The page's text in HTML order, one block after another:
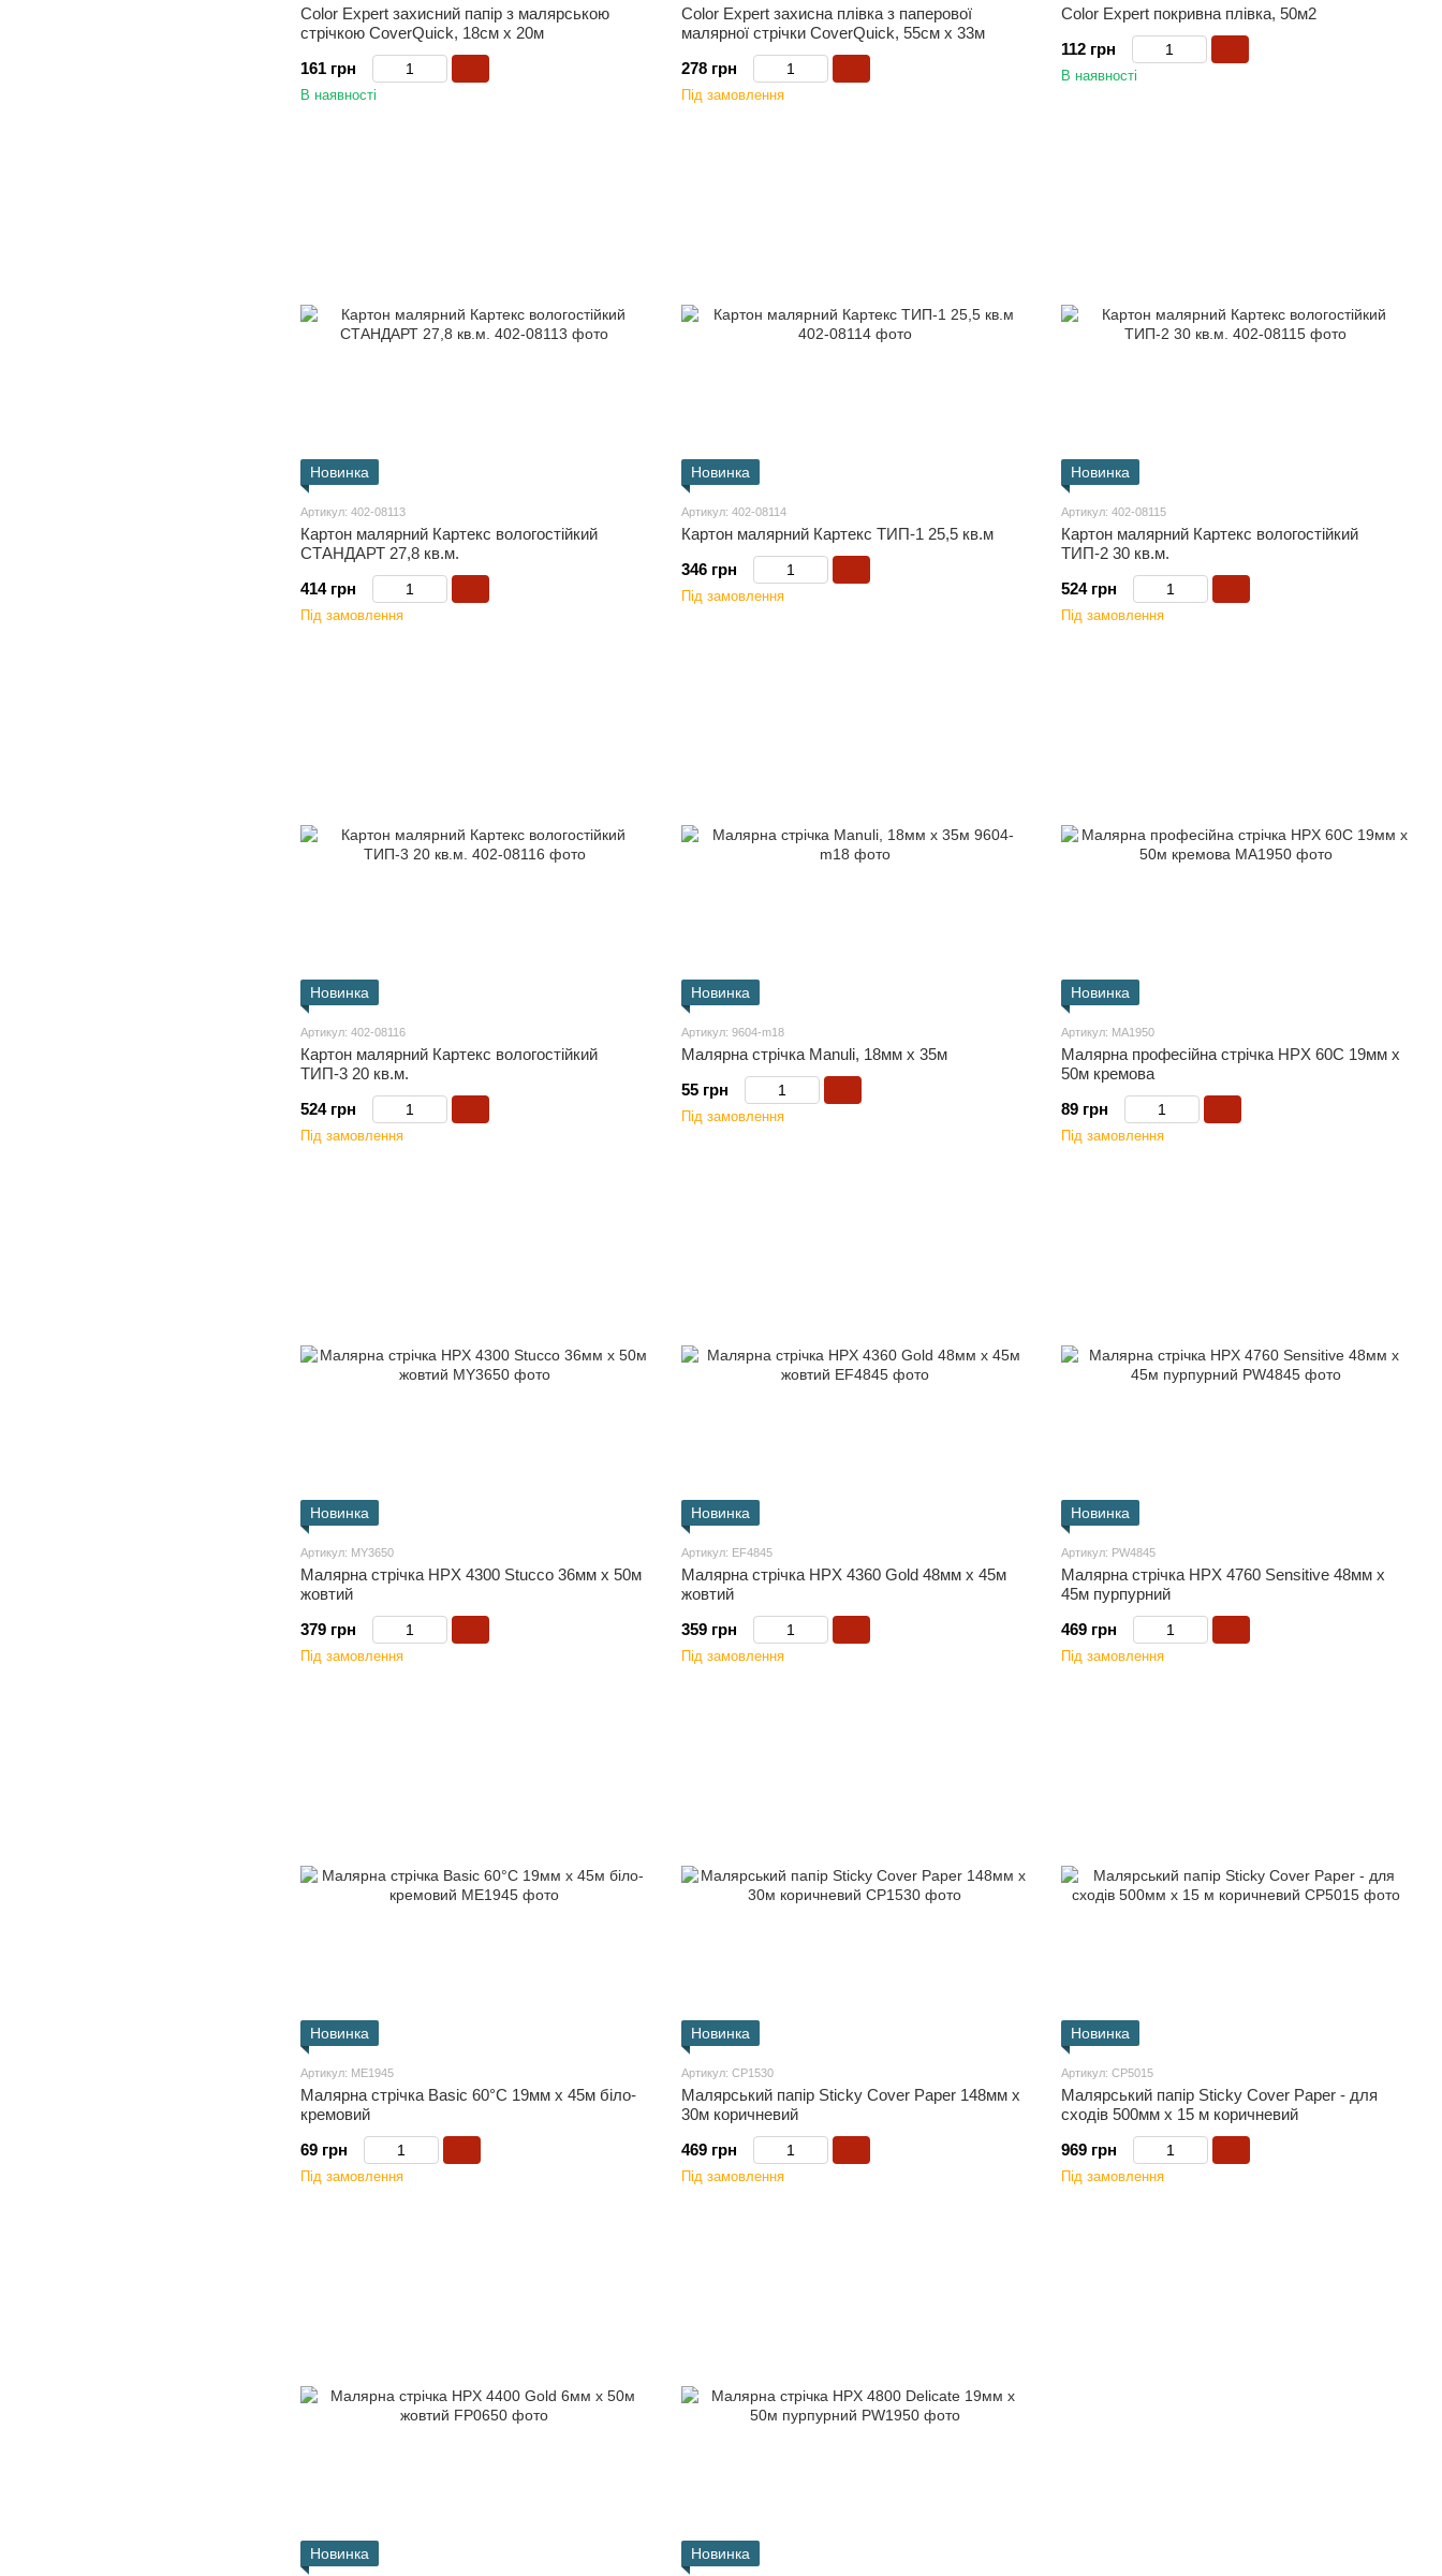
Color Expert захисний папір з малярською
стрічкою CoverQuick, 18см x 20м
161 грн
В наявності
Color Expert захисна плівка з паперової
малярної стрічки CoverQuick, 55cм x 33м
278 грн
Під замовлення
Color Expert покривна плівка, 50м2
112 грн
В наявності
Новинка
Артикул: 402-08113
Картон малярний Картекс вологостійкий
СТАНДАРТ 27,8 кв.м.
414 грн
Під замовлення
Новинка
Артикул: 402-08114
Картон малярний Картекс ТИП-1 25,5 кв.м
346 грн
Під замовлення
Новинка
Артикул: 402-08115
Картон малярний Картекс вологостійкий
ТИП-2 30 кв.м.
524 грн
Під замовлення
Новинка
Артикул: 402-08116
Картон малярний Картекс вологостійкий
ТИП-3 20 кв.м.
524 грн
Під замовлення
Новинка
Артикул: 9604-m18
Малярна стрічка Manuli, 18мм x 35м
55 грн
Під замовлення
Новинка
Артикул: MA1950
Малярна професійна стрічка HPX 60С 19мм х
50м кремова
89 грн
Під замовлення
Новинка
Артикул: MY3650
Малярна стрічка HPX 4300 Stucco 36мм x 50м
жовтий
379 грн
Під замовлення
Новинка
Артикул: EF4845
Малярна стрічка HPX 4360 Gold 48мм x 45м
жовтий
359 грн
Під замовлення
Новинка
Артикул: PW4845
Малярна стрічка HPX 4760 Sensitive 48мм x
45м пурпурний
469 грн
Під замовлення
Новинка
Артикул: ME1945
Малярна стрічка Basic 60°С 19мм х 45м біло-
кремовий
69 грн
Під замовлення
Новинка
Артикул: CP1530
Малярський папір Sticky Cover Paper 148мм х
30м коричневий
469 грн
Під замовлення
Новинка
Артикул: CP5015
Малярський папір Sticky Cover Paper - для
сходів 500мм х 15 м коричневий
969 грн
Під замовлення
Новинка Новинка